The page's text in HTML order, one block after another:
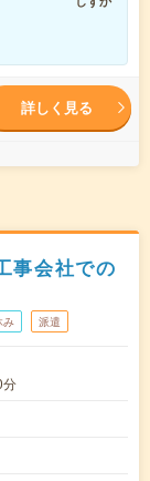
詳しく見る
事会社での
み 派遣
分